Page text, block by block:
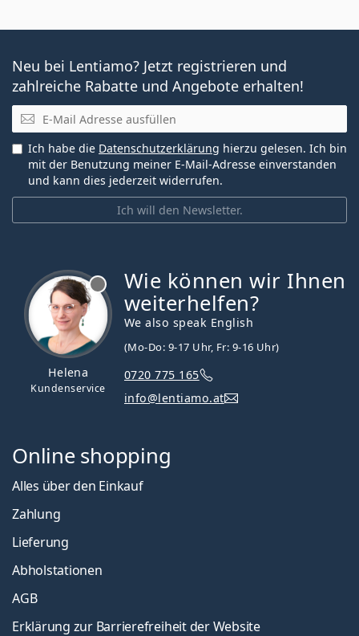
Neu bei Lentiamo? Jetzt registrieren und
zahlreiche Rabatte und Angebote erhalten!
E-Mail
Ich will den Newsletter.
Ich habe die Datenschutzerklärung hierzu gelesen. Ich bin
mit der Benutzung meiner E-Mail-Adresse einverstanden
und kann dies jederzeit widerrufen.
Helena
Kundenservice
Wie können wir Ihnen
weiterhelfen?
We also speak English
(Mo-Do: 9-17 Uhr, Fr: 9-16 Uhr)
0720 775 165
info@lentiamo.at
Online shopping
Alles über den Einkauf
Zahlung
Lieferung
Abholstationen
AGB
Erklärung zur Barrierefreiheit der Website